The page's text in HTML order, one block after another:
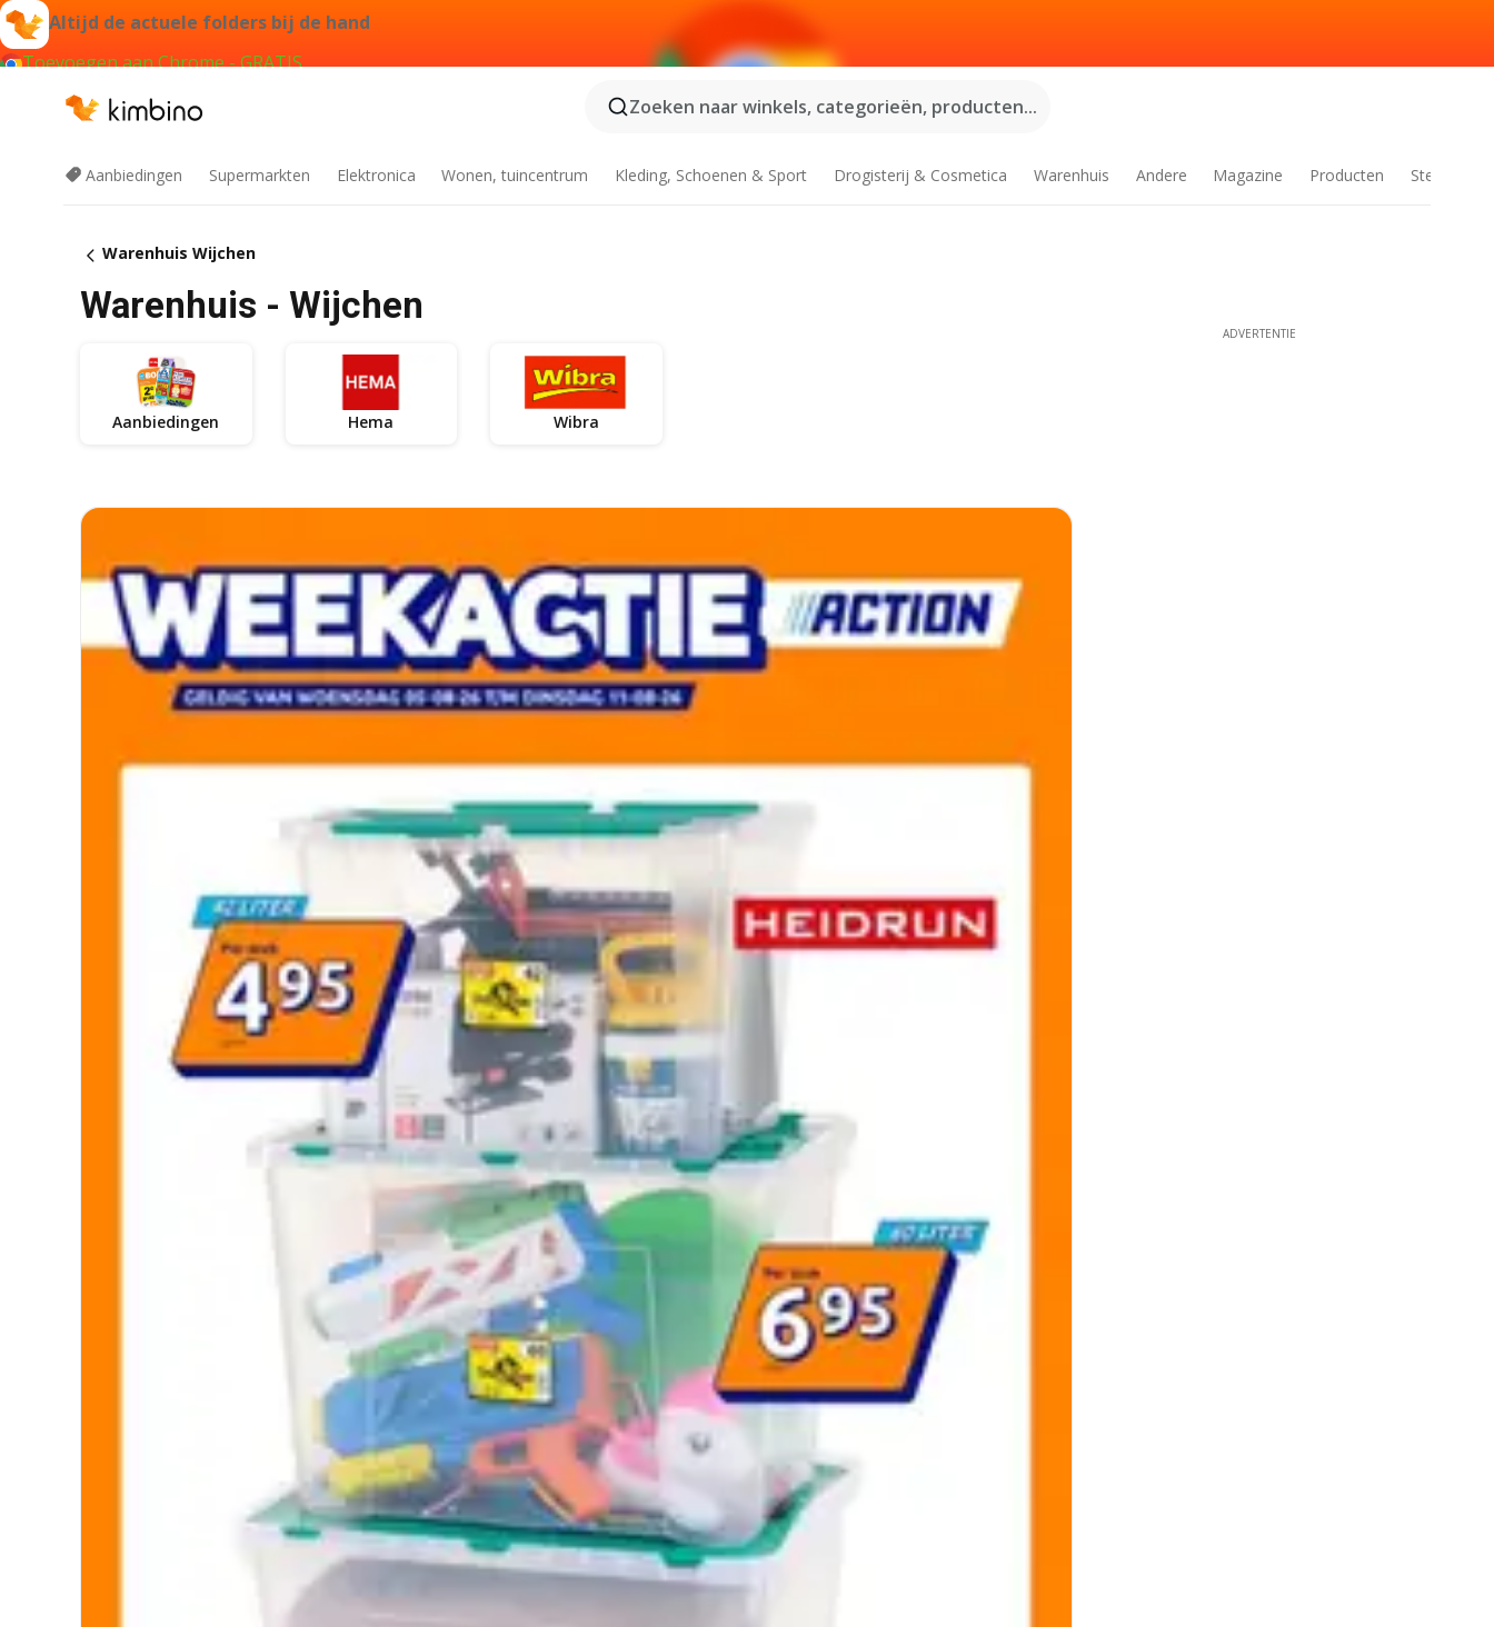
Altijd de actuele folders bij de hand
Toevoegen aan Chrome - GRATIS
Zoeken naar winkels, categorieën, producten...
Aanbiedingen Supermarkten Elektronica Wonen, tuincentrum Kleding, Schoenen & Sport Drogisterij & Cosmetica Warenhuis Andere Magazine Producten Steden
Warenhuis Wijchen
Warenhuis - Wijchen
Aanbiedingen Hema Wibra
ADVERTENTIE